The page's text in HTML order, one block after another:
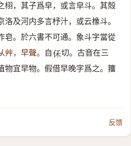
栩，其子爲皁，或言皁斗。其殻
及河内多言杼汁，或云橡斗。
皂。於六書不可通。象斗字當從
艸，早聲。 自𠈃 切。古音在三
物宜早物。假借早晚字爲之。籒
反馈